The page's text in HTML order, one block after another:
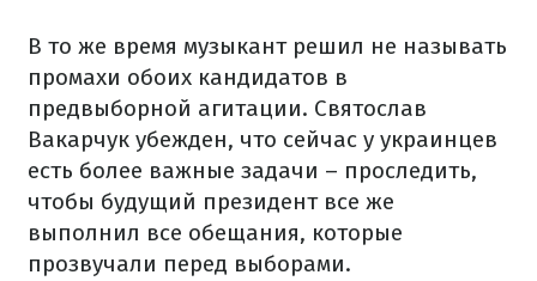
В то же время музыкант решил не называть
промахи обоих кандидатов в
предвыборной агитации. Святослав
Вакарчук убежден, что сейчас у украинцев
есть более важные задачи – проследить,
чтобы будущий президент все же
выполнил все обещания, которые
прозвучали перед выборами.